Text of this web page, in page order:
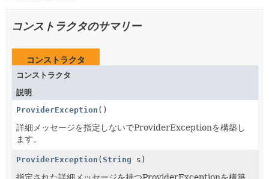
コンストラクタのサマリー
コンストラクタ
コンストラクタ
説明
ProviderException ()
詳細メッセージを指定しないでProviderExceptionを構築し
ます。
ProviderException (String s)
指定された詳細メッセージを持つProviderExceptionを構築